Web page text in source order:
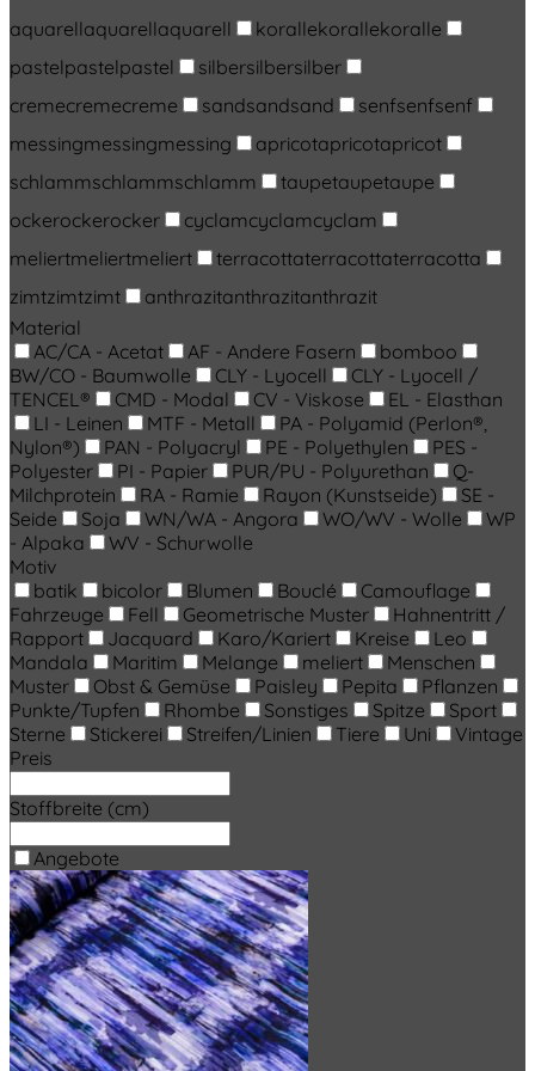
aquarellaquarellaquarell korallekorallekoralle
pastelpastelpastel silbersilbersilber
cremecremecreme sandsandsand senfsenfsenf
messingmessingmessing apricotapricotapricot
schlammschlammschlamm taupetaupetaupe
ockerockerocker cyclamcyclamcyclam
meliertmeliertmeliert terracottaterracottaterracotta
zimtzimtzimt anthrazitanthrazitanthrazit
Material
AC/CA - Acetat
AF - Andere Fasern
bomboo
BW/CO - Baumwolle
CLY - Lyocell
CLY - Lyocell /
TENCEL®
CMD - Modal CV - Viskose
EL - Elasthan
LI - Leinen
MTF - Metall
PA - Polyamid (Perlon®,
Nylon®)
PAN - Polyacryl PE - Polyethylen
PES -
Polyester
PI - Papier PUR/PU - Polyurethan
Q-
Milchprotein
RA - Ramie Rayon (Kunstseide)
SE -
Seide
Soja WN/WA - Angora WO/WV - Wolle
WP
- Alpaka
WV - Schurwolle
Motiv
batik
bicolor Blumen Bouclé
Camouflage
Fahrzeuge
Fell Geometrische Muster
Hahnentritt /
Rapport
Jacquard Karo/Kariert Kreise
Leo
Mandala
Maritim Melange meliert
Menschen
Muster
Obst & Gemüse Paisley Pepita
Pflanzen
Punkte/Tupfen
Rhombe Sonstiges Spitze
Sport
Sterne
Stickerei Streifen/Linien Tiere Uni
Vintage
Preis
Stoffbreite (cm)
Angebote